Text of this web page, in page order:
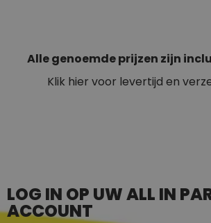
Alle genoemde prijzen zijn
Klik hier voor levertijd en
LOG IN OP UW ALL IN
ACCOUNT